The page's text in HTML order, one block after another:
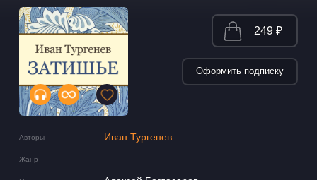
Авторы Иван Тургенев
Жанр
249 ₽
Оформить подписку